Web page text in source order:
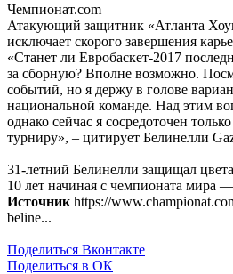
Чемпионат.com
Атакующий защитник «Атланта
исключает скорого завершения
«Станет ли Евробаскет-2017
за сборную? Вполне возможно.
событий, но я держу в голове
национальной команде. Над этим
однако сейчас я сосредоточен
турниру», – цитирует Белинелли
31-летний Белинелли защищал
10 лет начиная с чемпионата мира
Источник https://
beline...
Поделиться Вконтакте
Поделиться в ОК